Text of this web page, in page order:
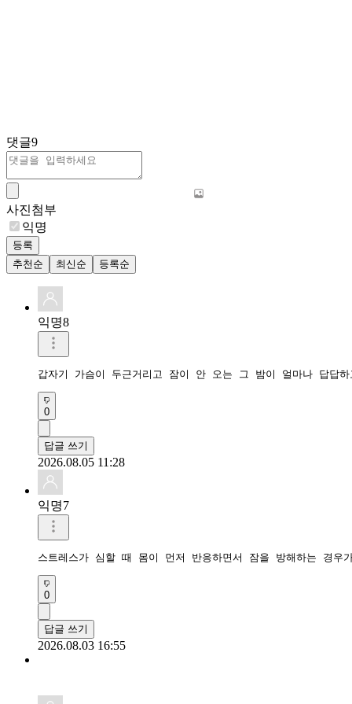
댓글9
사진첨부
익명
등록
추천순
최신순 등록순
익명8
갑자기 가슴이 두근거리고 잠이 안 오는 그 밤이 얼마나 답답
0
답글 쓰기
2026.08.05 11:28
익명7
스트레스가 심할 때 몸이 먼저 반응하면서 잠을 방해하는 경
0
답글 쓰기
2026.08.03 16:55